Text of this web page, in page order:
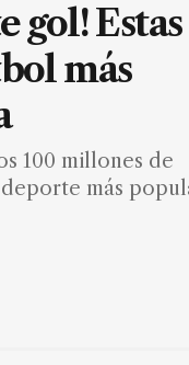
gol! Estas
más
100 millones de
más